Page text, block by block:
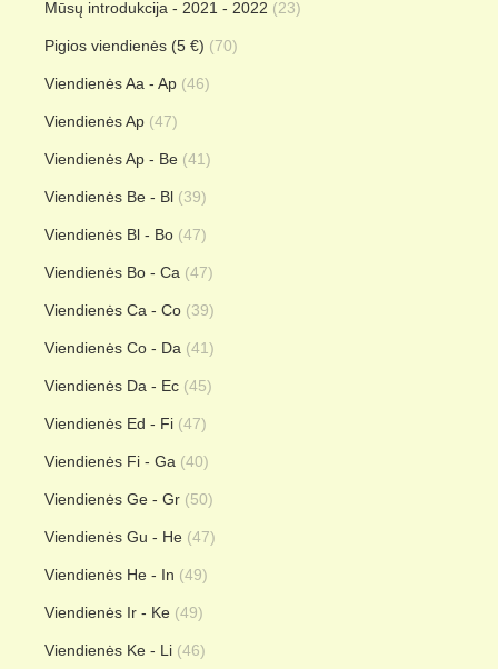
Mūsų introdukcija - 2021 - 2022 (23)
Pigios viendienės (5 €) (70)
Viendienės Aa - Ap (46)
Viendienės Ap (47)
Viendienės Ap - Be (41)
Viendienės Be - Bl (39)
Viendienės Bl - Bo (47)
Viendienės Bo - Ca (47)
Viendienės Ca - Co (39)
Viendienės Co - Da (41)
Viendienės Da - Ec (45)
Viendienės Ed - Fi (47)
Viendienės Fi - Ga (40)
Viendienės Ge - Gr (50)
Viendienės Gu - He (47)
Viendienės He - In (49)
Viendienės Ir - Ke (49)
Viendienės Ke - Li (46)